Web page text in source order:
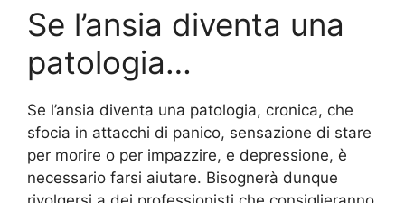
Se l’ansia diventa una
patologia…
Se l’ansia diventa una patologia, cronica, che
sfocia in attacchi di panico, sensazione di stare
per morire o per impazzire, e depressione, è
necessario farsi aiutare. Bisognerà dunque